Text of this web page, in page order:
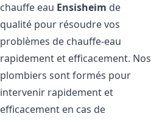
chauffe eau Ensisheim de
qualité pour résoudre vos
problèmes de chauffe-eau
rapidement et efficacement. Nos
plombiers sont formés pour
intervenir rapidement et
efficacement en cas de